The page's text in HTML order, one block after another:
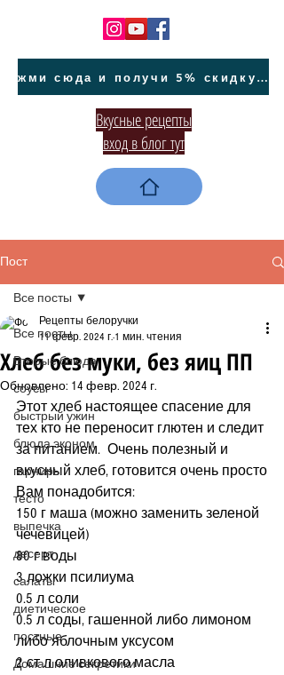
жми сюда и получи 5% скидку на покупку авто на Кипре и автообслуживание
Вкусные рецепты
вход в блог тут
Пост
Все посты
Вторые блюда
соусы
быстрый ужин
блюда эконом
гарниры
тесто
выпечка
десерт
салаты
диетическое
постные
Домашние секретики
Все посты
Хлеб без муки, без яиц ПП
Рецепты белоручки
11 февр. 2024 г. 1 мин. чтения
Обновлено: 14 февр. 2024 г.
Этот хлеб настоящее спасение для
тех кто не переносит глютен и следит
за питанием.  Очень полезный и
вкусный хлеб, готовится очень просто
Вам понадобится:
150 г маша (можно заменить зеленой
чечевицей)
80 г воды
3 ложки псилиума
0.5 л соли
0.5 л соды, гашенной либо лимоном
либо яблочным уксусом
2 ст л оливкового масла